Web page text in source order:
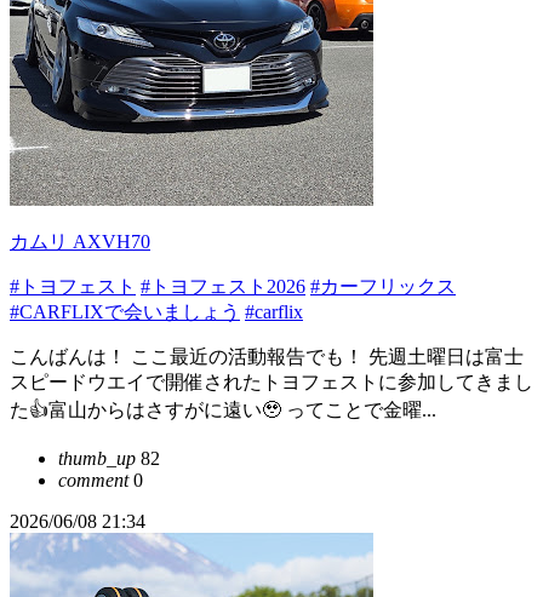
カムリ AXVH70
#トヨフェスト #トヨフェスト2026 #カーフリックス
#CARFLIXで会いましょう #carflix
こんばんは！ ここ最近の活動報告でも！ 先週土曜日は富士
スピードウエイで開催されたトヨフェストに参加してきまし
た👍富山からはさすがに遠い🥹 ってことで金曜...
thumb_up 82
comment0
2026/06/08 21:34